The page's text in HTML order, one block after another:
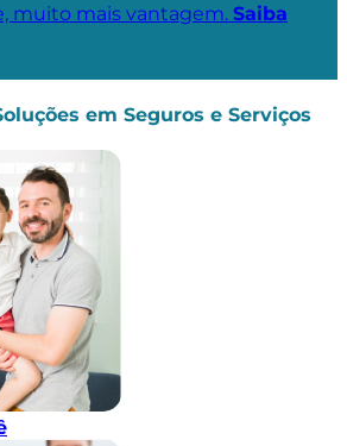
muito mais vantagem. Saiba
em Seguros e Serviços